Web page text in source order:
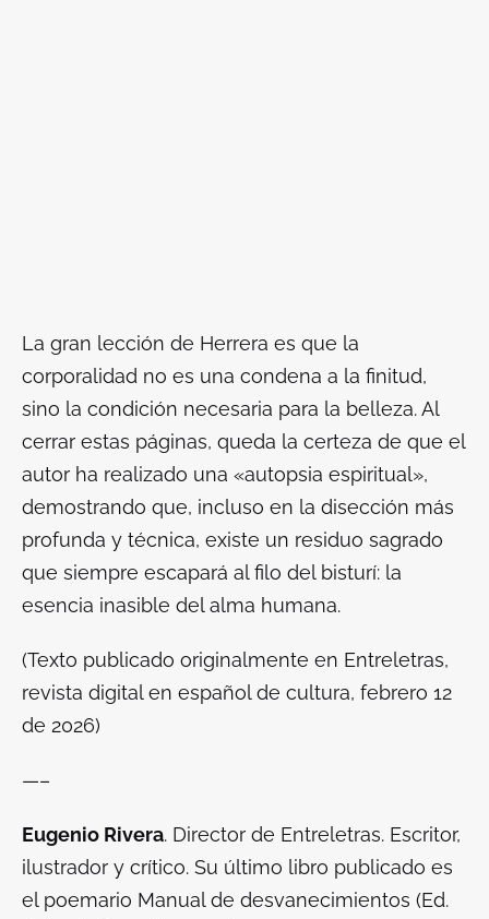
La gran lección de Herrera es que la
corporalidad no es una condena a la finitud,
sino la condición necesaria para la belleza. Al
cerrar estas páginas, queda la certeza de que el
autor ha realizado una «autopsia espiritual»,
demostrando que, incluso en la disección más
profunda y técnica, existe un residuo sagrado
que siempre escapará al filo del bisturí: la
esencia inasible del alma humana.
(Texto publicado originalmente en Entreletras,
revista digital en español de cultura, febrero 12
de 2026)
—–
Eugenio Rivera. Director de Entreletras. Escritor,
ilustrador y crítico. Su último libro publicado es
el poemario Manual de desvanecimientos (Ed.